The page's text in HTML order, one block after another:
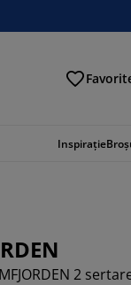
Inspirație
2